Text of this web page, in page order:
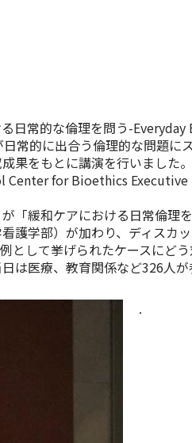
常的な倫理を問う-Everyday
常的に出合う倫理的な問題に
果をもとに講演を行いました。
for Bioethics
緩和ケアにおける日常倫理
学部）が加わり、ディスカ
して挙げられたケースにど
医療、教育関係など326人が
.